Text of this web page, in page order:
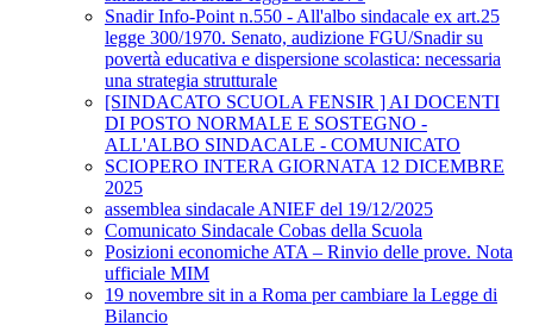
Snadir Info-Point n.550 - All'albo sindacale ex art.25
legge 300/1970. Senato, audizione FGU/Snadir su
povertà educativa e dispersione scolastica: necessaria
una strategia strutturale
[SINDACATO SCUOLA FENSIR ] AI DOCENTI
DI POSTO NORMALE E SOSTEGNO -
ALL'ALBO SINDACALE - COMUNICATO
SCIOPERO INTERA GIORNATA 12 DICEMBRE
2025
assemblea sindacale ANIEF del 19/12/2025
Comunicato Sindacale Cobas della Scuola
Posizioni economiche ATA – Rinvio delle prove. Nota
ufficiale MIM
19 novembre sit in a Roma per cambiare la Legge di
Bilancio